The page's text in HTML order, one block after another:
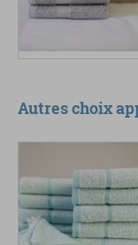
Autres choixPrevious